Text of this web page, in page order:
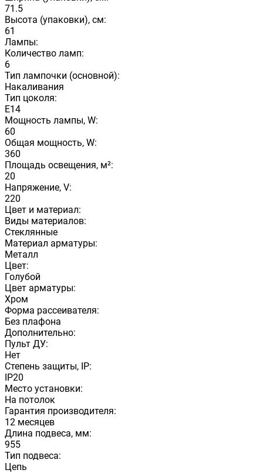
71.5
Высота (упаковки), см:
61
Лампы:
Количество ламп:
6
Тип лампочки (основной):
Накаливания
Тип цоколя:
E14
Мощность лампы, W:
60
Общая мощность, W:
360
Площадь освещения, м²:
20
Напряжение, V:
220
Цвет и материал:
Виды материалов:
Стеклянные
Материал арматуры:
Металл
Цвет:
Голубой
Цвет арматуры:
Хром
Форма рассеивателя:
Без плафона
Дополнительно:
Пульт ДУ:
Нет
Степень защиты, IP:
IP20
Место установки:
На потолок
Гарантия производителя:
12 месяцев
Длина подвеса, мм:
955
Тип подвеса:
Цепь